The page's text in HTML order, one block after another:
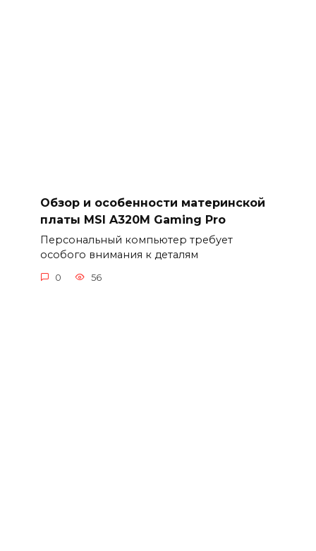
Обзор и особенности материнской
платы MSI A320M Gaming Pro
Персональный компьютер требует
особого внимания к деталям
0 56